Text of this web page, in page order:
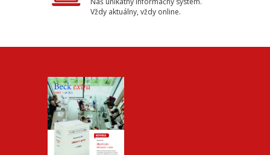
Vždy aktuálny, vždy online.